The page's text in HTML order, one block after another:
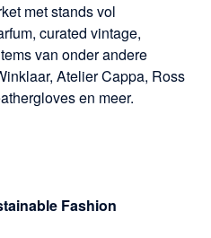
met stands vol
curated vintage,
van onder andere
Atelier Cappa, Ross
en meer.
Fashion